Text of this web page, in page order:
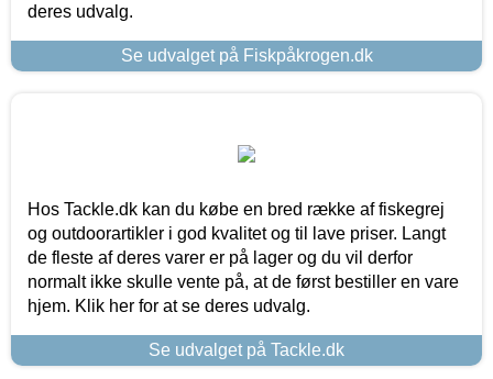
deres udvalg.
Se udvalget på Fiskpåkrogen.dk
Hos Tackle.dk kan du købe en bred række af fiskegrej
og outdoorartikler i god kvalitet og til lave priser. Langt
de fleste af deres varer er på lager og du vil derfor
normalt ikke skulle vente på, at de først bestiller en vare
hjem. Klik her for at se deres udvalg.
Se udvalget på Tackle.dk